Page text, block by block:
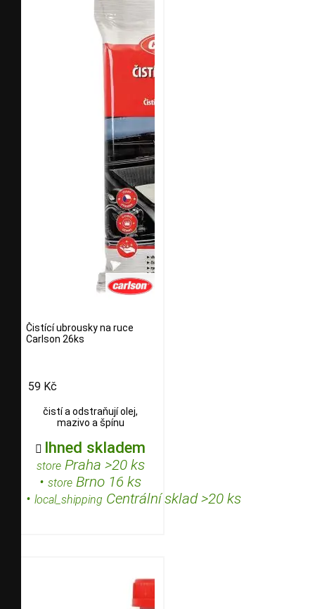
Čistící ubrousky na ruce
Carlson 26ks
59 Kč
čistí a odstraňují olej,
mazivo a špínu
 Ihned skladem
storePraha >20 ks
• store Brno 16 ks
• local_shipping Centrální sklad >20 ks